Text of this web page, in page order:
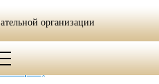
ФООП.pdf
организации